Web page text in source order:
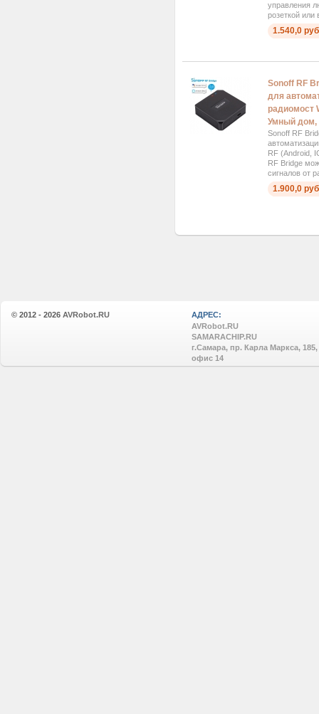
управления
розеткой
1.540,0
Sonoff RF
для
радиомост
Умный дом,
Sonoff RF
RF (Android,
RF Bridge
сигналов от
1.900,0
© 2012 - 2026 AVRobot.RU
АДРЕС:
AVRobot.RU
SAMARACHIP.RU
г.Самара, пр. Карла Маркса, 185,
офис 14